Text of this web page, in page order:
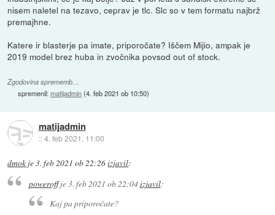
nisem naletel na tezavo, ceprav je tlc. Slc so v tem formatu najbrž
premajhne.
Katere ir blasterje pa imate, priporočate? Iščem Mijio, ampak je
2019 model brez huba in zvočnika povsod out of stock.
Zgodovina sprememb…
spremenil:matijadmin(4. feb 2021 ob 10:50)
matijadmin
::4. feb 2021, 11:00
dmok je3. feb 2021 ob 22:26izjavil:
poweroffje3. feb 2021 ob 22:04izjavil:
Kaj pa priporočate?